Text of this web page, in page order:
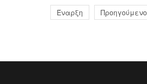
Έναρξη Προηγούμενο